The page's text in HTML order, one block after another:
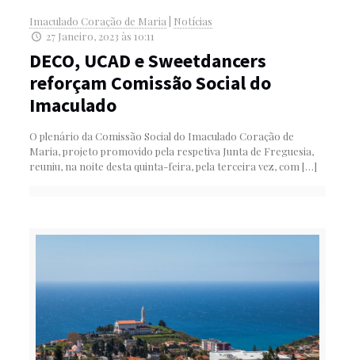
Imaculado Coração de Maria| Notícias
27 Janeiro, 2023 às 10:11
DECO, UCAD e Sweetdancers
reforçam Comissão Social do
Imaculado
O plenário da Comissão Social do Imaculado Coração de
Maria, projeto promovido pela respetiva Junta de Freguesia,
reuniu, na noite desta quinta-feira, pela terceira vez, com[…]